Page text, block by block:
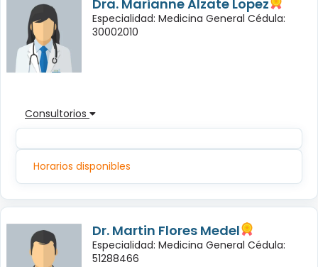
Dra. Marianne Alzate Lopez
Especialidad: Medicina General Cédula:
30002010
Consultorios
Horarios disponibles
Dr. Martin Flores Medel
Especialidad: Medicina General Cédula:
51288466